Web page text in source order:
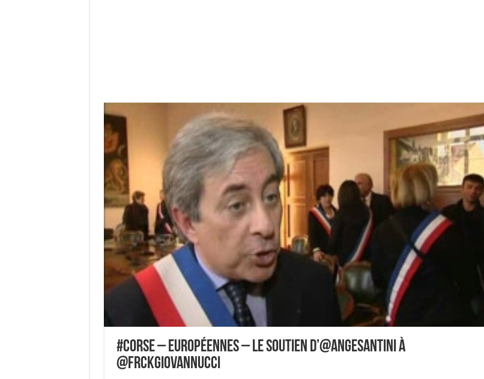
#Corse – Européennes – Le soutien d’@angesantini à
@Frckgiovannucci